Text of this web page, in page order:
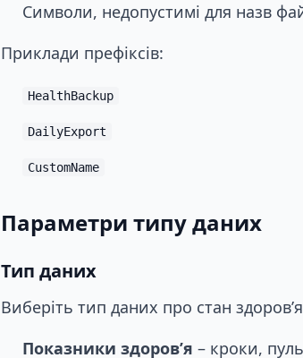
Символи, недопустимі для назв
Приклади префіксів:
HealthBackup
DailyExport
CustomName
Параметри типу даних
Тип даних
Виберіть тип даних про стан
Показники здоров’я – кроки,